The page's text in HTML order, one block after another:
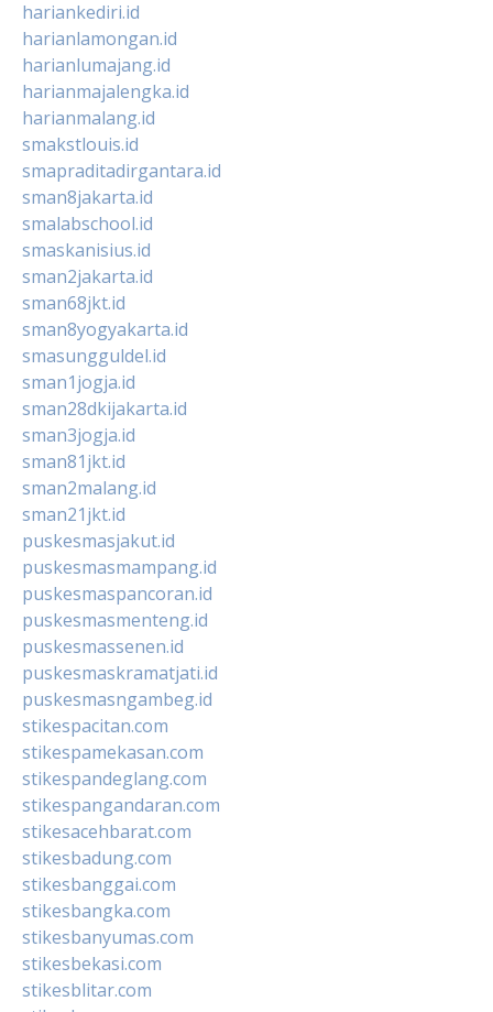
hariankediri.id
harianlamongan.id
harianlumajang.id
harianmajalengka.id
harianmalang.id
smakstlouis.id
smapraditadirgantara.id
sman8jakarta.id
smalabschool.id
smaskanisius.id
sman2jakarta.id
sman68jkt.id
sman8yogyakarta.id
smasungguldel.id
sman1jogja.id
sman28dkijakarta.id
sman3jogja.id
sman81jkt.id
sman2malang.id
sman21jkt.id
puskesmasjakut.id
puskesmasmampang.id
puskesmaspancoran.id
puskesmasmenteng.id
puskesmassenen.id
puskesmaskramatjati.id
puskesmasngambeg.id
stikespacitan.com
stikespamekasan.com
stikespandeglang.com
stikespangandaran.com
stikesacehbarat.com
stikesbadung.com
stikesbanggai.com
stikesbangka.com
stikesbanyumas.com
stikesbekasi.com
stikesblitar.com